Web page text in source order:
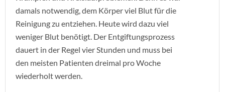
damals notwendig, dem Körper viel Blut für die
Reinigung zu entziehen. Heute wird dazu viel
weniger Blut benötigt. Der Entgiftungsprozess
dauert in der Regel vier Stunden und muss bei
den meisten Patienten dreimal pro Woche
wiederholt werden.